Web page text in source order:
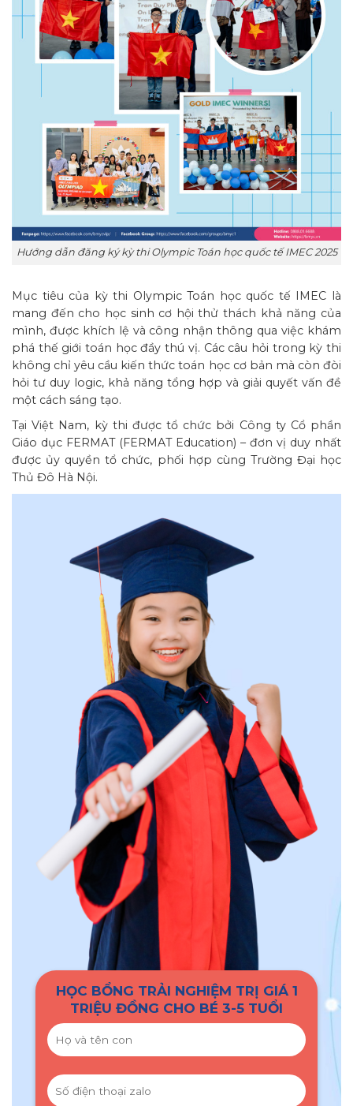
Hướng dẫn đăng ký kỳ thi Olympic Toán học quốc tế IMEC 2025
Mục tiêu của kỳ thi Olympic Toán học quốc tế IMEC là
mang đến cho học sinh cơ hội thử thách khả năng của
mình, được khích lệ và công nhận thông qua việc khám
phá thế giới toán học đầy thú vị. Các câu hỏi trong kỳ thi
không chỉ yêu cầu kiến thức toán học cơ bản mà còn đòi
hỏi tư duy logic, khả năng tổng hợp và giải quyết vấn đề
một cách sáng tạo.
Tại Việt Nam, kỳ thi được tổ chức bởi Công ty Cổ phần
Giáo dục FERMAT (FERMAT Education) – đơn vị duy nhất
được ủy quyền tổ chức, phối hợp cùng Trường Đại học
Thủ Đô Hà Nội.
HỌC BỔNG TRẢI NGHIỆM TRỊ GIÁ 1
TRIỆU ĐỒNG CHO BÉ 3-5 TUỔI